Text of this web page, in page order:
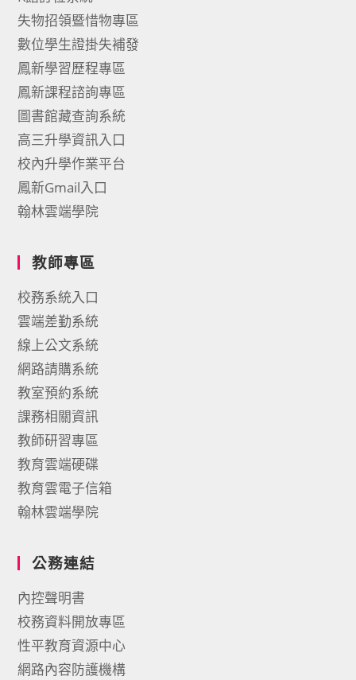
失物招領暨惜物專區
數位學生證掛失補發
鳳新學習歷程專區
鳳新課程諮詢專區
圖書館藏查詢系統
高三升學資訊入口
校內升學作業平台
鳳新Gmail入口
翰林雲端學院
教師專區
校務系統入口
雲端差勤系統
線上公文系統
網路請購系統
教室預約系統
課務相關資訊
教師研習專區
教育雲端硬碟
教育雲電子信箱
翰林雲端學院
公務連結
內控聲明書
校務資料開放專區
性平教育資源中心
網路內容防護機構